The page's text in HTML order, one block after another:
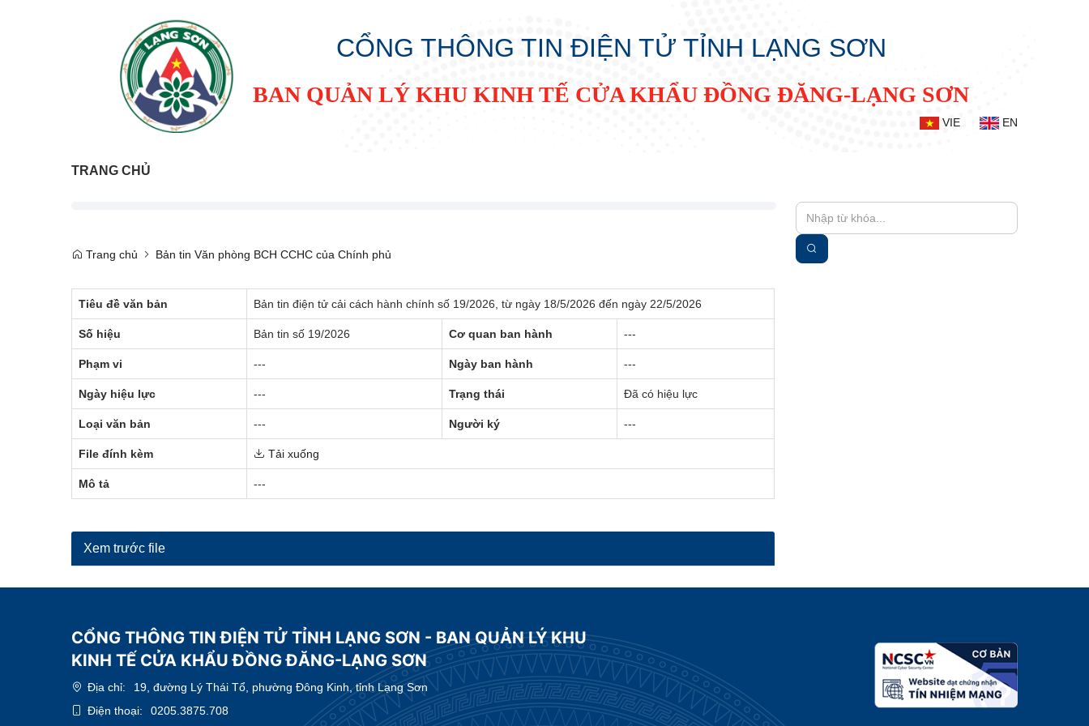
CỔNG THÔNG TIN ĐIỆN TỬ TỈNH LẠNG SƠN
BAN QUẢN LÝ KHU KINH TẾ CỬA KHẨU ĐỒNG ĐĂNG-LẠNG SƠN
VIE EN
TRANG CHỦ
Trang chủ Bản tin Văn phòng BCH CCHC của Chính phủ
Tiêu đề văn bản Bản tin điện tử cải cách hành chính số 19/2026, từ ngày 18/5/2026 đến ngày 22/5/2026
Số hiệu Bản tin số 19/2026 Cơ quan ban hành ---
Phạm vi --- Ngày ban hành ---
Ngày hiệu lực --- Trạng thái Đã có hiệu lực
Loại văn bản --- Người ký ---
File đính kèm Tải xuống
Mô tả ---
Xem trước file
CỔNG THÔNG TIN ĐIỆN TỬ TỈNH LẠNG SƠN - BAN QUẢN LÝ KHU
KINH TẾ CỬA KHẨU ĐỒNG ĐĂNG-LẠNG SƠN
Địa chỉ:
19, đường Lý Thái Tổ, phường Đông Kinh, tỉnh Lạng Sơn
Điện thoại:
0205.3875.708